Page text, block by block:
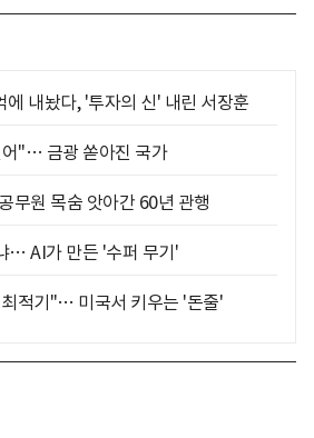
내놨다, '투자의 신' 내린 서장훈
"… 금광 쏟아진 국가
무원 목숨 앗아간 60년 관행
… AI가 만든 '수퍼 무기'
적기"… 미국서 키우는 '돈줄'